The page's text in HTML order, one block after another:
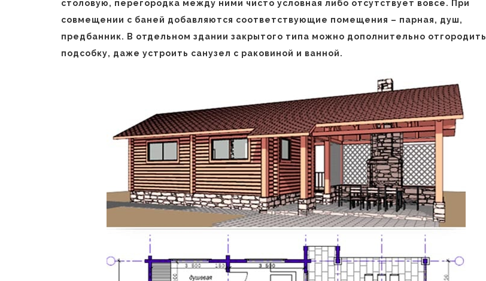
столовую, перегородка между ними чисто условная либо отсутствует вовсе. При
совмещении с баней добавляются соответствующие помещения – парная, душ,
предбанник. В отдельном здании закрытого типа можно дополнительно отгородить
подсобку, даже устроить санузел с раковиной и ванной.